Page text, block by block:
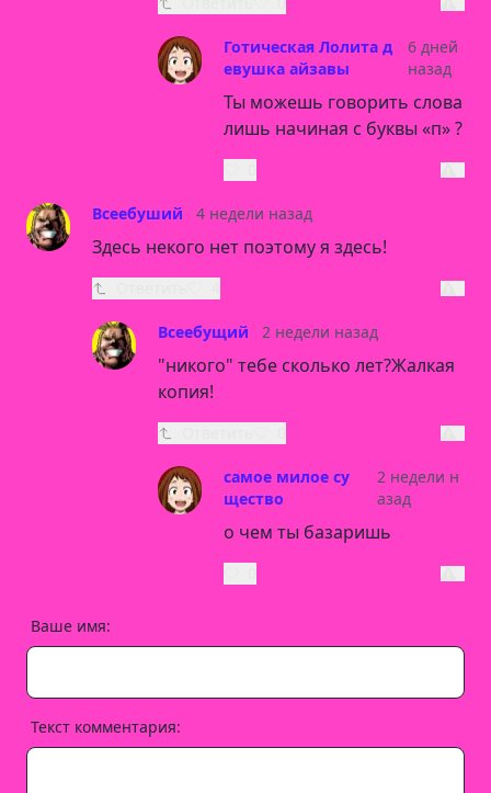
Готическая Лолита д
евушка айзавы
6 дней
назад
Ты можешь говорить слова
лишь начиная с буквы «п» ?
Всеебуший 4 недели назад
Здесь некого нет поэтому я здесь!
Всеебущий 2 недели назад
"никого" тебе сколько лет?Жалкая
копия!
самое милое су
щество
2 недели н
азад
о чем ты базаришь
Ваше имя:
Текст комментария: